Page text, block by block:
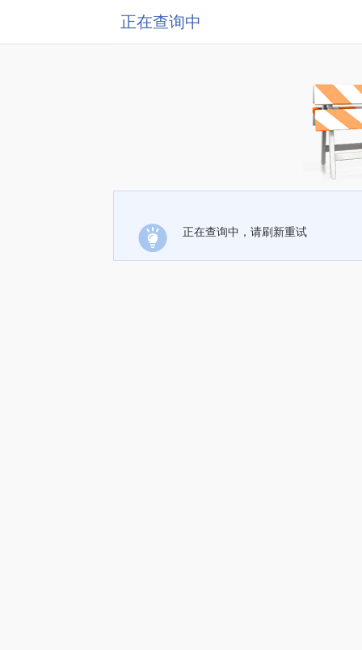
正在查询中
正在查询中，请刷新重试